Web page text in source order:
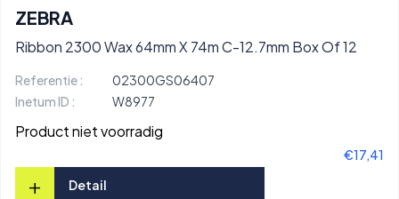
ZEBRA
Ribbon 2300 Wax 64mm X 74m C-12.7mm Box Of 12
Referentie :
02300GS06407
Inetum ID :
W8977
Product niet voorradig
€17,41
+ Detail